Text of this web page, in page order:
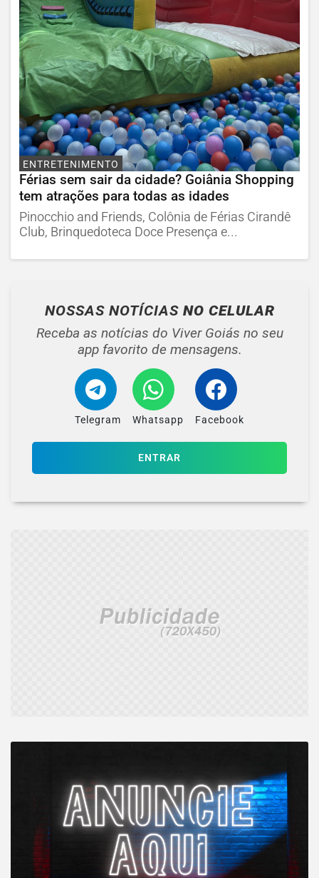
ENTRETENIMENTO
Férias sem sair da cidade? Goiânia Shopping
tem atrações para todas as idades
Pinocchio and Friends, Colônia de Férias Cirandê
Club, Brinquedoteca Doce Presença e...
NOSSAS NOTÍCIAS NO CELULAR
Receba as notícias do Viver Goiás no seu
app favorito de mensagens.
Telegram Whatsapp Facebook
ENTRAR